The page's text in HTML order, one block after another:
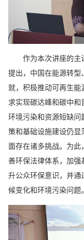
作为本次讲座的主
提出，中国在能源转型
就，积极推动可再生能
求实现碳达峰和碳中
环境污染和资源短缺问
策和基础设施建设仍显
面存在诸多挑战。为
善环保法律体系，加强
升公众环保意识，并通
候变化和环境污染问题。